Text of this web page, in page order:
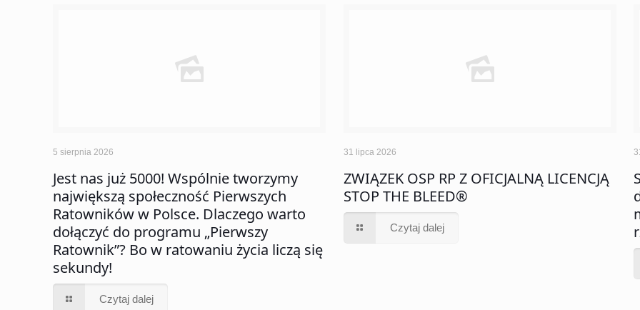
5 sierpnia 2026
Jest nas już 5000! Wspólnie tworzymy
największą społeczność Pierwszych
Ratowników w Polsce. Dlaczego warto
dołączyć do programu „Pierwszy
Ratownik”? Bo w ratowaniu życia liczą się
sekundy!
Czytaj dalej
31 lipca 2026
ZWIĄZEK OSP RP Z OFICJALNĄ LICENCJĄ
STOP THE BLEED®
Czytaj dalej